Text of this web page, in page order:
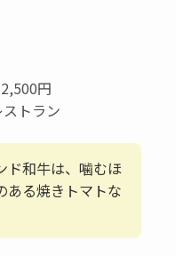
円
トラン
ド和牛は、噛むほ
ある焼きトマトな